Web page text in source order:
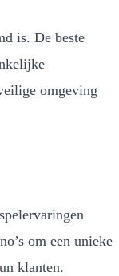
is. De beste
omgeving
om een unieke
klanten.